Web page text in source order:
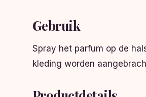
Gebruik
Spray het parfum op de
kleding worden